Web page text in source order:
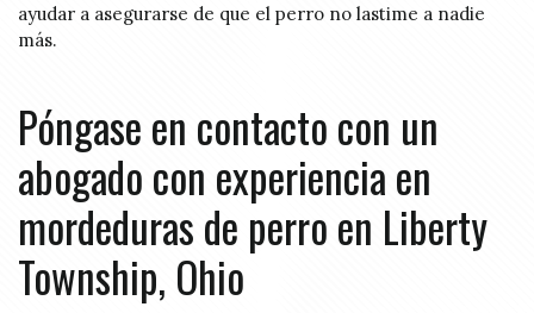
ayudar a asegurarse de que el perro no lastime a nadie
más.
Póngase en contacto con un
abogado con experiencia en
mordeduras de perro en Liberty
Township, Ohio